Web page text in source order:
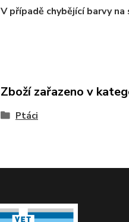
V případě chybějící barvy
Zboží zařazeno v
Ptáci